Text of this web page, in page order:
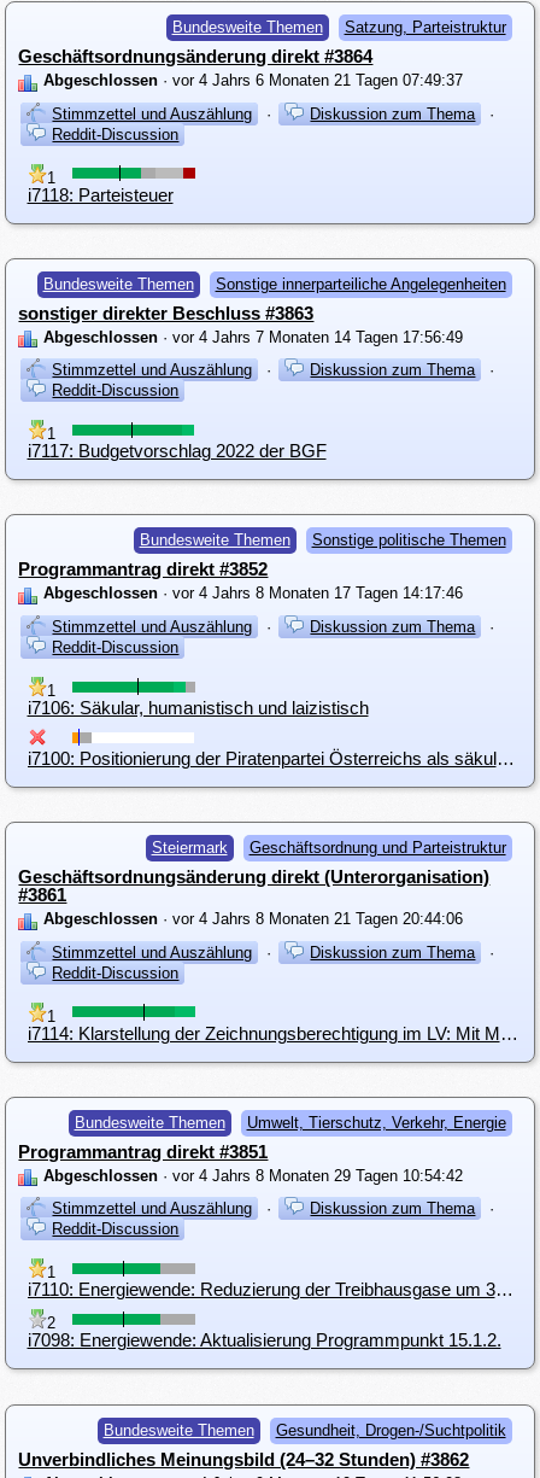
Bundesweite Themen Satzung, Parteistruktur
Geschäftsordnungsänderung direkt #3864
Abgeschlossen · vor 4 Jahrs 6 Monaten 21 Tagen 07:49:37
Stimmzettel und Auszählung
· Diskussion zum Thema
·
Reddit-Discussion
1
i7118: Parteisteuer
Bundesweite Themen Sonstige innerparteiliche Angelegenheiten
sonstiger direkter Beschluss #3863
Abgeschlossen · vor 4 Jahrs 7 Monaten 14 Tagen 17:56:49
Stimmzettel und Auszählung
· Diskussion zum Thema
·
Reddit-Discussion
1
i7117: Budgetvorschlag 2022 der BGF
Bundesweite Themen Sonstige politische Themen
Programmantrag direkt #3852
Abgeschlossen · vor 4 Jahrs 8 Monaten 17 Tagen 14:17:46
Stimmzettel und Auszählung
· Diskussion zum Thema
·
Reddit-Discussion
1
i7106: Säkular, humanistisch und laizistisch
i7100: Positionierung der Piratenpartei Österreichs als säkular und humanistisch
Steiermark Geschäftsordnung und Parteistruktur
Geschäftsordnungsänderung direkt (Unterorganisation)
#3861
Abgeschlossen · vor 4 Jahrs 8 Monaten 21 Tagen 20:44:06
Stimmzettel und Auszählung
· Diskussion zum Thema
·
Reddit-Discussion
1
i7114: Klarstellung der Zeichnungsberechtigung im LV: Mit Mehrheit.
Bundesweite Themen Umwelt, Tierschutz, Verkehr, Energie
Programmantrag direkt #3851
Abgeschlossen · vor 4 Jahrs 8 Monaten 29 Tagen 10:54:42
Stimmzettel und Auszählung
· Diskussion zum Thema
·
Reddit-Discussion
1
i7110: Energiewende: Reduzierung der Treibhausgase um 30% bis 2025 und um 70 % bis 2030
2
i7098: Energiewende: Aktualisierung Programmpunkt 15.1.2.
Bundesweite Themen Gesundheit, Drogen-/Suchtpolitik
Unverbindliches Meinungsbild (24–32 Stunden) #3862